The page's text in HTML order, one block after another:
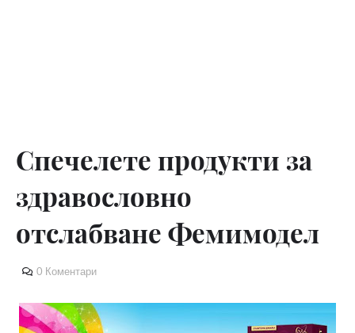
Спечелете продукти за
здравословно
отслабване Фемимодел
0 Коментари